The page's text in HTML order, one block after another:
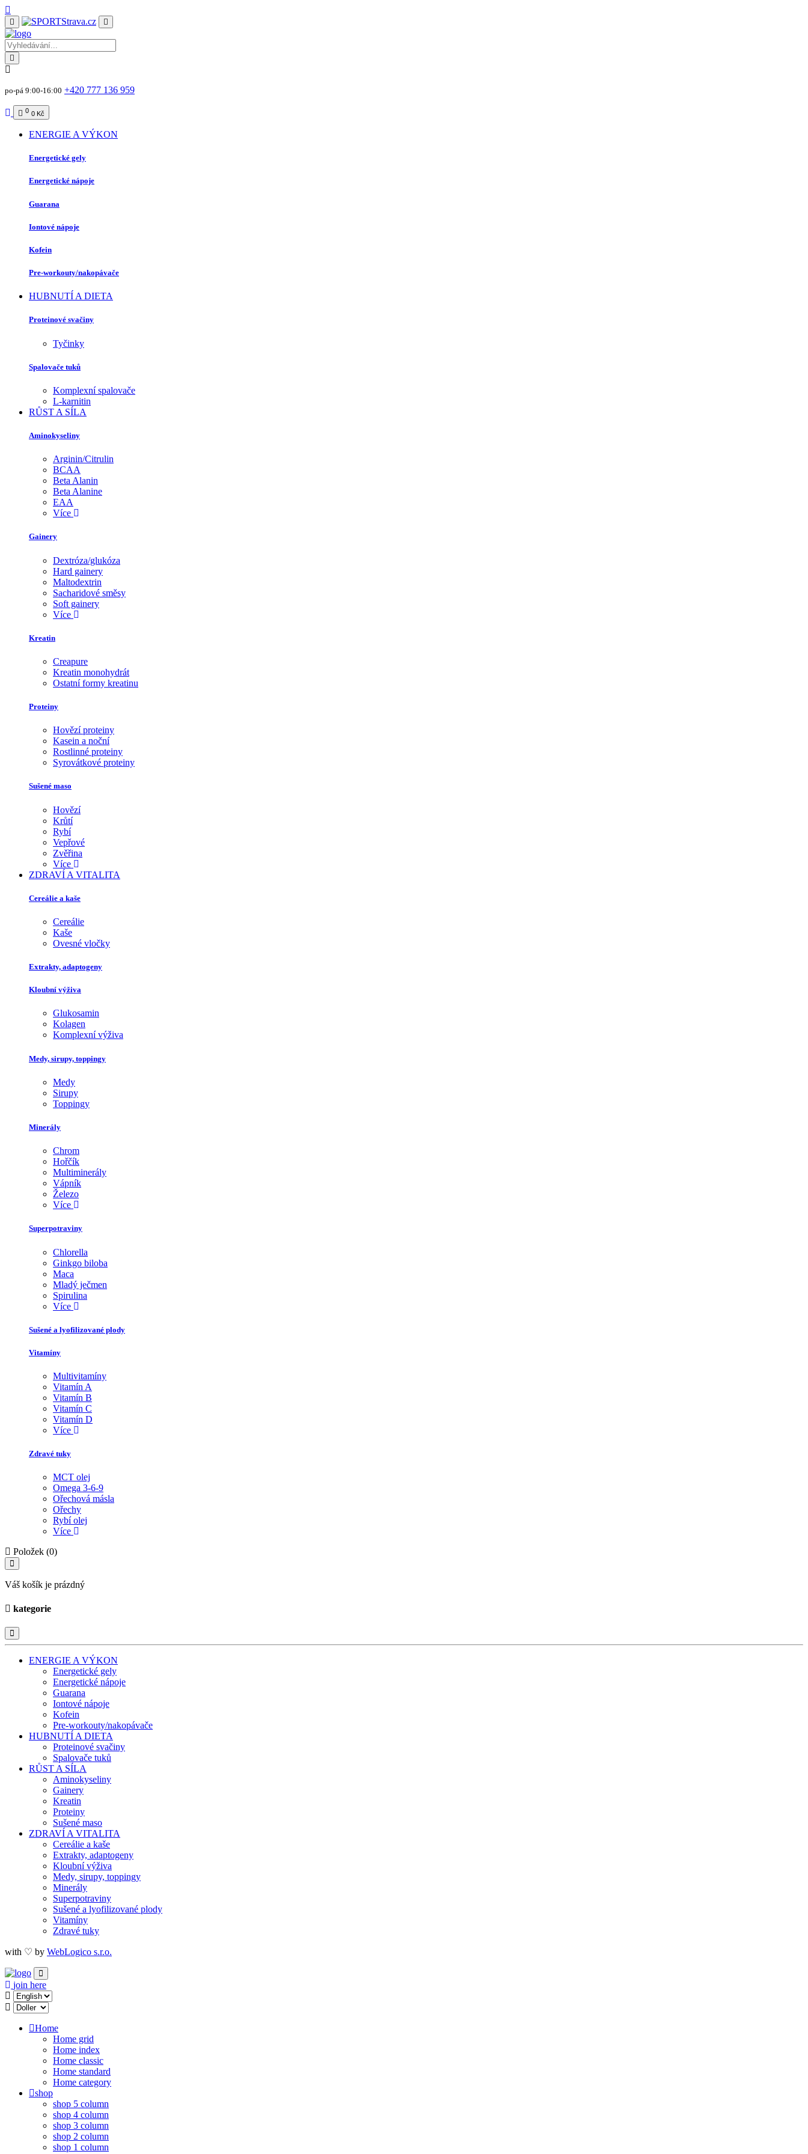
po-pá 9:00-16:00 +420 777 136 959
0 0 Kč
ENERGIE A VÝKON
Energetické gely
Energetické nápoje
Guarana
Iontové nápoje
Kofein
Pre-workouty/nakopávače
HUBNUTÍ A DIETA
Proteinové svačiny
Tyčinky
Spalovače tuků
Komplexní spalovače
L-karnitin
RŮST A SÍLA
Aminokyseliny
Arginin/Citrulin
BCAA
Beta Alanin
Beta Alanine
EAA
Více
Gainery
Dextróza/glukóza
Hard gainery
Maltodextrin
Sacharidové směsy
Soft gainery
Více
Kreatin
Creapure
Kreatin monohydrát
Ostatní formy kreatinu
Proteiny
Hovězí proteiny
Kasein a noční
Rostlinné proteiny
Syrovátkové proteiny
Sušené maso
Hovězí
Krůtí
Rybí
Vepřové
Zvěřina
Více
ZDRAVÍ A VITALITA
Cereálie a kaše
Cereálie
Kaše
Ovesné vločky
Extrakty, adaptogeny
Kloubní výživa
Glukosamin
Kolagen
Komplexní výživa
Medy, sirupy, toppingy
Medy
Sirupy
Toppingy
Minerály
Chrom
Hořčík
Multiminerály
Vápník
Železo
Více
Superpotraviny
Chlorella
Ginkgo biloba
Maca
Mladý ječmen
Spirulina
Více
Sušené a lyofilizované plody
Vitamíny
Multivitamíny
Vitamín A
Vitamín B
Vitamín C
Vitamín D
Více
Zdravé tuky
MCT olej
Omega 3-6-9
Ořechová másla
Ořechy
Rybí olej
Více
Položek (0)
Váš košík je prázdný
kategorie
ENERGIE A VÝKON
Energetické gely
Energetické nápoje
Guarana
Iontové nápoje
Kofein
Pre-workouty/nakopávače
HUBNUTÍ A DIETA
Proteinové svačiny
Spalovače tuků
RŮST A SÍLA
Aminokyseliny
Gainery
Kreatin
Proteiny
Sušené maso
ZDRAVÍ A VITALITA
Cereálie a kaše
Extrakty, adaptogeny
Kloubní výživa
Medy, sirupy, toppingy
Minerály
Superpotraviny
Sušené a lyofilizované plody
Vitamíny
Zdravé tuky
with ♡ by WebLogico s.r.o.
join here
Home
Home grid
Home index
Home classic
Home standard
Home category
shop
shop 5 column
shop 4 column
shop 3 column
shop 2 column
shop 1 column